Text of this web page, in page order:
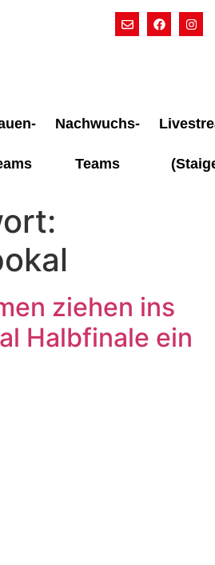
Nachwuchs-
Teams
ziehen ins
Halbfinale ein